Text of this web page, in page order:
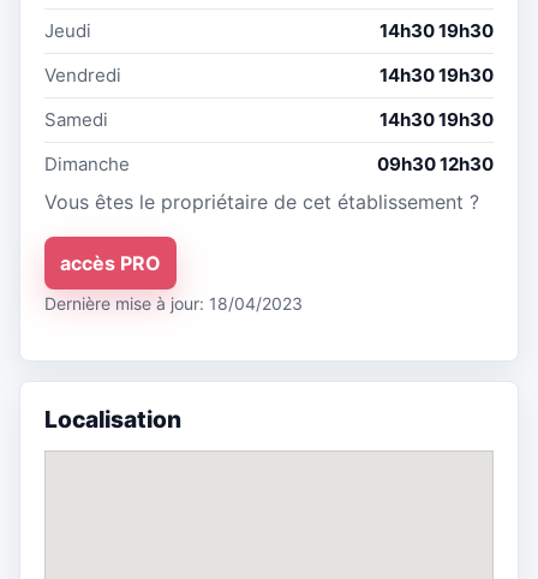
Jeudi
14h30 19h30
Vendredi
14h30 19h30
Samedi
14h30 19h30
Dimanche
09h30 12h30
Vous êtes le propriétaire de cet établissement ?
accès PRO
Dernière mise à jour: 18/04/2023
Localisation